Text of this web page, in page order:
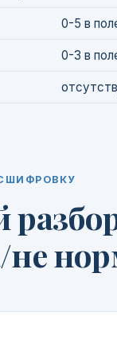
0-5 в
0-3 в